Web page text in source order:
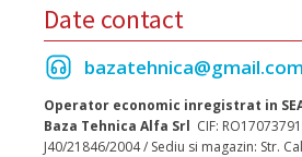
Date contact
bazatehnica@gmail.com
Operator economic inregistrat in
Baza Tehnica Alfa Srl CIF:
J40/21846/2004 / Sediu si magazin: Str.